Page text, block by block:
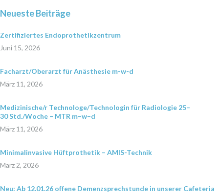
Neueste Beiträge
Zertifiziertes Endoprothetikzentrum
Juni 15, 2026
Facharzt/Oberarzt für Anästhesie m-w-d
März 11, 2026
Medizinische/r Technologe/Technologin für Radiologie 25–
30 Std./Woche – MTR m–w–d
März 11, 2026
Minimalinvasive Hüftprothetik – AMIS-Technik
März 2, 2026
Neu: Ab 12.01.26 offene Demenzsprechstunde in unserer Cafeteria